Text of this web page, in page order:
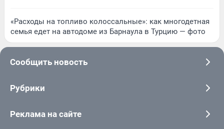
«Расходы на топливо колоссальные»: как многодетная
семья едет на автодоме из Барнаула в Турцию — фото
Сообщить новость
Рубрики
Реклама на сайте